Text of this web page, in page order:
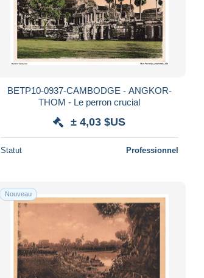
BETP10-0937-CAMBODGE - ANGKOR-
THOM - Le perron crucial
± 4,03 $US
Statut Professionnel
Nouveau